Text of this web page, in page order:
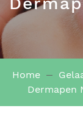
Home
Dermapen